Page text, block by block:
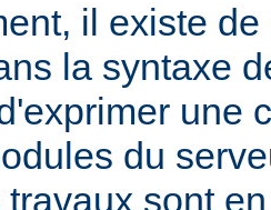
il existe
la syntaxe
une
du
sont